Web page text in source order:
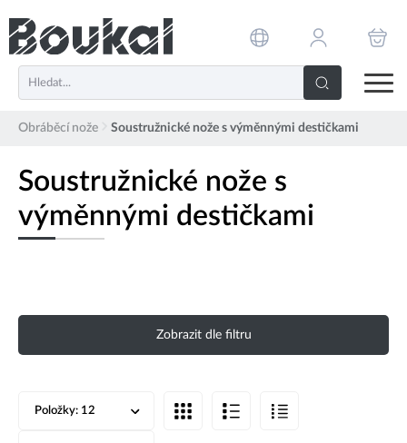
Obráběcí nože Soustružnické nože s výměnnými destičkami
Soustružnické nože s
výměnnými destičkami
Zobrazit dle filtru
Položky: 12